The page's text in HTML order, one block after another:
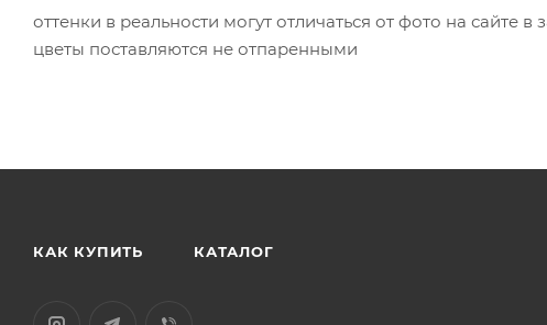
оттенки в реальности могут отличаться от фото на сайте
цветы поставляются не отпаренными
КАК КУПИТЬ КАТАЛОГ